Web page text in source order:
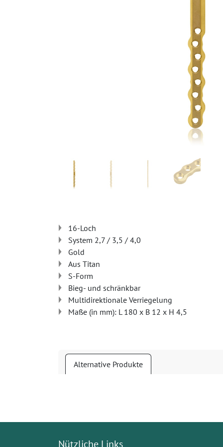
16-Loch
System 2,7 / 3,5 / 4,0
Gold
Aus Titan
S-Form
Bieg- und schränkbar
Multidirektionale Verriegelung
Maße (in mm): L 180 x B 12 x H 4,5
Alternative Produkte
Nützliche Links